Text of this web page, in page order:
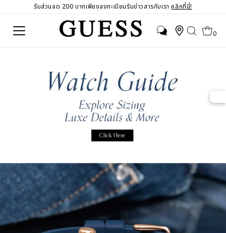
รับส่วนลด 200 บาทเพียงลงทะเบียนรับข่าวสารกับเราคลิกที่นี่!
0